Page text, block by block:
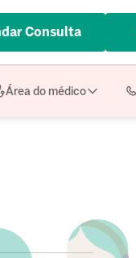
Consulta
Área do médico